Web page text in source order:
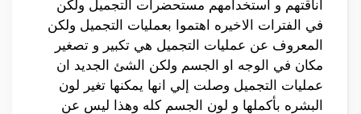
أناقتهم و استخدامهم مستحضرات التجميل ولكن
في الفترات الاخيره اهتموا بعمليات التجميل ولكن
المعروف عن عمليات التجميل هي تكبير و تصغير
مكان في الوجه او الجسم ولكن الشئ الجديد ان
عمليات التجميل وصلت إلي انها يمكنها تغير لون
البشره بأكملها و لون الجسم كله وهذا ليس عن